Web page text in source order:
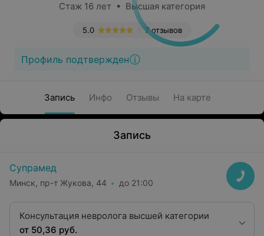
Стаж 16 лет • Высшая категория
7 отзывов
5.0
Профиль подтвержден
Запись Инфо Отзывы На карте
Запись
Супрамед
Минск, пр-т Жукова, 44 до 21:00
Консультация невролога высшей категории
от 50,36 руб.